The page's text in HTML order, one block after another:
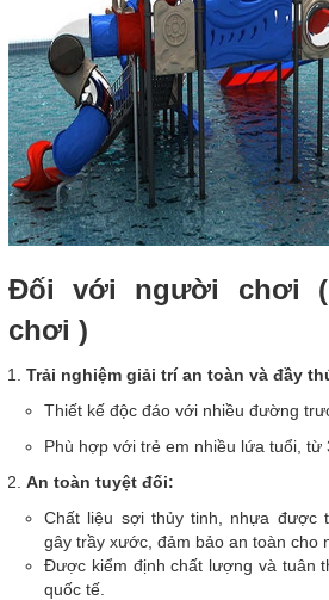
Đối với người chơi
chơi )
Trải nghiệm giải trí an toàn và đầy
Thiết kế độc đáo với nhiều đường
Phù hợp với trẻ em nhiều lứa tuổi, từ
An toàn tuyệt đối:
Chất liệu sợi thủy tinh, nhựa được
gây trầy xước, đảm bảo an toàn cho
Được kiểm định chất lượng và tuân
quốc tế.